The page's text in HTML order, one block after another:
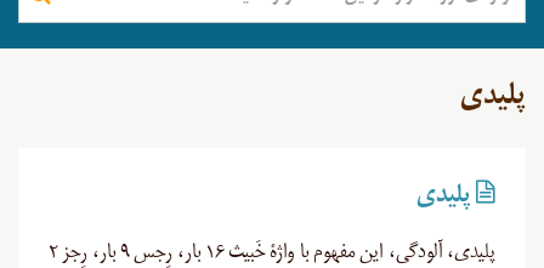
پلیدی
پلیدی
پلیدی، آلودگی، این مفهوم با واژۀ خَبیث ۱۶ بار، رِجس ۹ بار، رِجز ۲